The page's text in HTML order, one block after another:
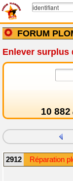
FORUM
Enlever surplus
10 882
2912 Réparation